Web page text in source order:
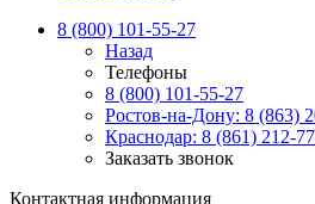
8 (800) 101-55-27
Назад
Телефоны
8 (800) 101-55-27
Ростов-на-Дону: 8 (863)
Краснодар: 8 (861) 212-
Заказать звонок
Контактная информация